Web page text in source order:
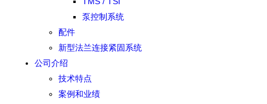
泵控制系统
配件
新型法兰连接紧固系统
公司介绍
技术特点
案例和业绩